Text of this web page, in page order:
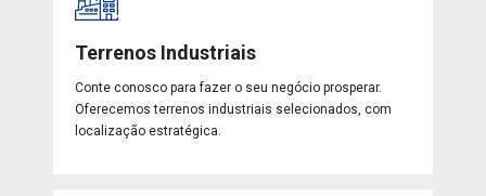
Terrenos Industriais
Conte conosco para fazer o seu negócio prosperar.
Oferecemos terrenos industriais selecionados, com
localização estratégica.